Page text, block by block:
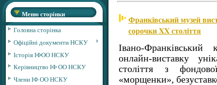
Меню сторінки
Головна сторінка
Офіційні документи НСКУ
Історія ІФОО НСКУ
Керівництво ІФ ОО НСКУ
Члени ІФ ОО НСКУ
Франківський музей
сорочки XX століття
Івано-Франківський
онлайн-виставку
століття з
«морщенки»,